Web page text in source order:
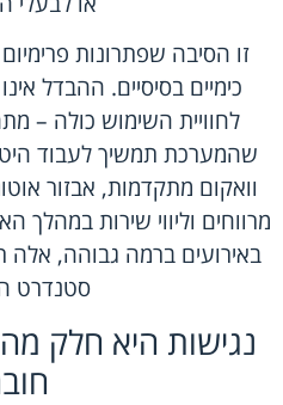
זו הסיבה שפתרונות פרימיום
כימיים בסיסיים. ההבדל
לחוויית השימוש כולה –
שהמערכת תמשיך לעבוד
וואקום מתקדמות, אבזור
מרווחים וליווי שירות במהלך
באירועים ברמה גבוהה, אלה
סטנדרט
נגישות היא חלק